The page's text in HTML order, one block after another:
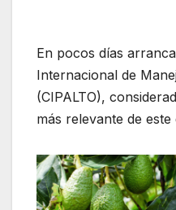
En pocos días
Internacional de
(CIPALTO),
más relevante de